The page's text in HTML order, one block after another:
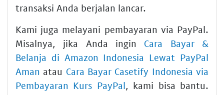
transaksi Anda berjalan lancar.
Kami juga melayani pembayaran via PayPal.
Misalnya, jika Anda ingin Cara Bayar &
Belanja di Amazon Indonesia Lewat PayPal
Aman atau Cara Bayar Casetify Indonesia via
Pembayaran Kurs PayPal, kami bisa bantu.